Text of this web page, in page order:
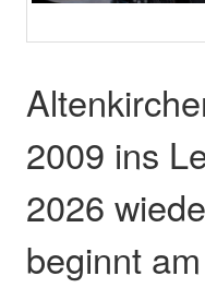
2009 ins
2026
beginnt